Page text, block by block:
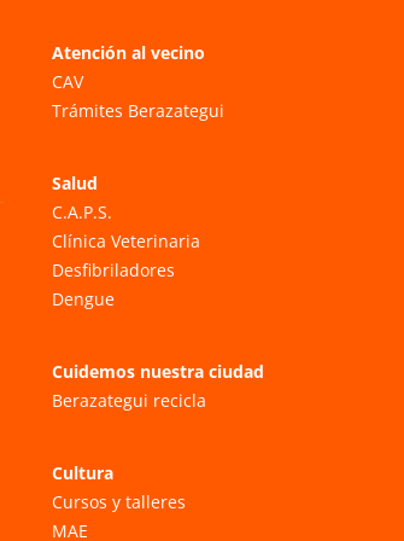
Atención al vecino
CAV
Trámites Berazategui
Salud
C.A.P.S.
Clínica Veterinaria
Desfibriladores
Dengue
Cuidemos nuestra ciudad
Berazategui recicla
Cultura
Cursos y talleres
MAE